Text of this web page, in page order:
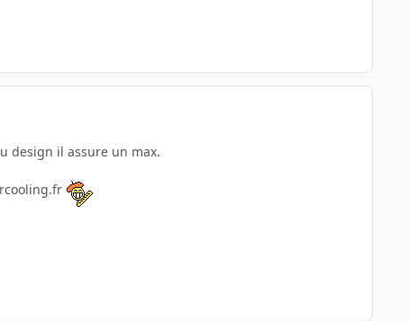
design il assure un max.